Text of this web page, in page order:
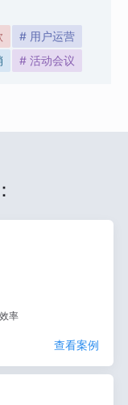
# 用户运营
# 活动会议
率
查看案例